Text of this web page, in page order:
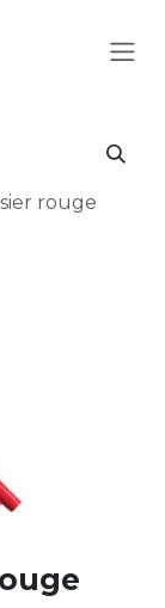
rouge